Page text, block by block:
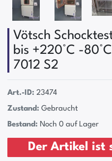
Vötsch
bis +220°C -
7012 S2
Art.-ID: 23474
Zustand: Gebraucht
Bestand: Noch 0 auf Lager
Der Artikel ist